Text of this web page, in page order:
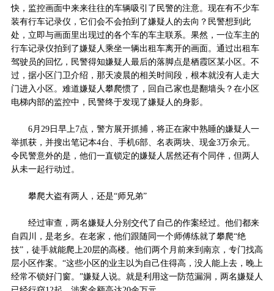
快，监控画面中来来往往的车辆吸引了民警的注意。现在有不少车
装有行车记录仪，它们会不会拍到了嫌疑人的去向？民警想到此
处，立即与画面里出现过的各个车的车主联系。果然，一位车主的
行车记录仪拍到了嫌疑人乘坐一辆出租车离开的画面。通过出租车
驾驶员的回忆，民警得知嫌疑人最后的落脚点是栖霞区某小区。不
过，据小区门卫介绍，那天凌晨的相关时间段，根本就没有人走大
门进入小区。难道嫌疑人攀爬惯了，回自己家也是翻墙头？在小区
电梯内部的监控中，民警终于发现了嫌疑人的身影。
6月29日早上7点，警方展开抓捕，将正在家中熟睡的嫌疑人一
举抓获，并搜出笔记本4台、手机6部、名表两块、现金3万余元。
令民警意外的是，他们一直锁定的嫌疑人居然还有个同伴，但两人
从未一起行动过。
攀爬大盗有两人，还是“师兄弟”
经过审查，两名嫌疑人分别交代了自己的作案经过。他们都来
自四川，是老乡。在老家，他们跟随同一个师傅练就了攀爬“绝
技”，徒手就能爬上20层的高楼。他们两个月前来到南京，专门找高
层小区作案。“这些小区的业主以为自己住得高，没人能上去，晚上
经常不锁好门窗。”嫌疑人说。就是利用这一防范漏洞，两名嫌疑人